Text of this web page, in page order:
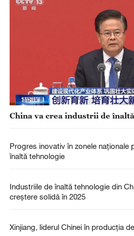
China va crea industrii de
Progres inovativ în zonele naționale
înaltă tehnologie
Industriile de înaltă tehnologie din
creștere solidă în 2025
Xinjiang, liderul Chinei în producția